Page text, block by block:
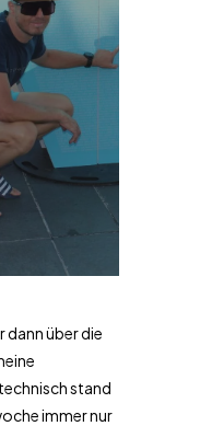
über die
stand
immer nur